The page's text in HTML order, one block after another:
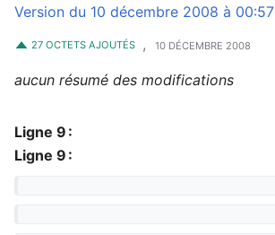
Version du 10 décembre 2008 à 00:57
27 OCTETS AJOUTÉS , 10 DÉCEMBRE 2008
aucun résumé des modifications
Ligne 9 :
Ligne 9 :